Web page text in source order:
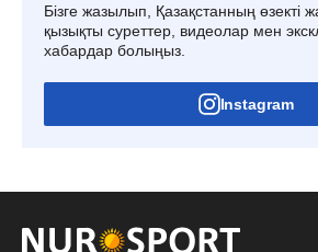
Бізге жазылып, Қазақстанның өзекті
қызықты суреттер, видеолар мен
хабардар болыңыз.
Instagram